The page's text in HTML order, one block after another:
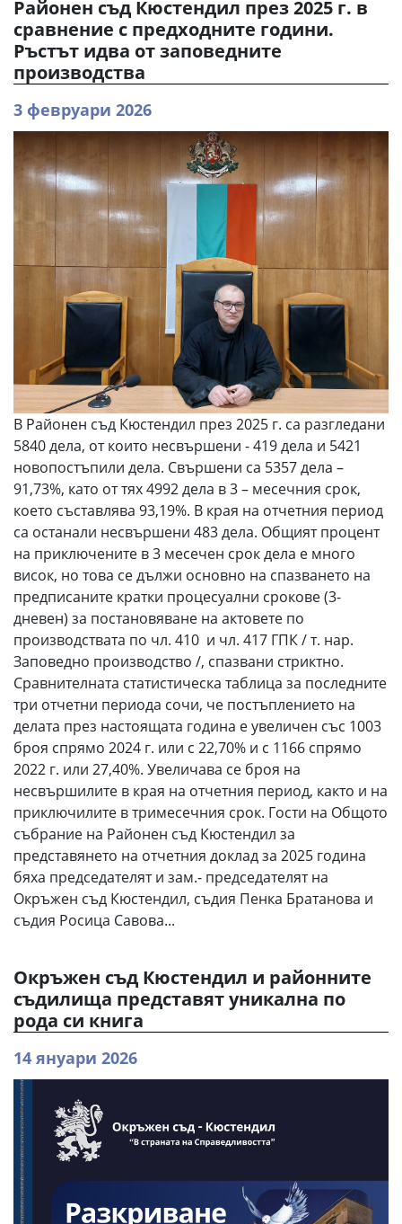
Районен съд Кюстендил през 2025 г. в
сравнение с предходните години.
Ръстът идва от заповедните
производства
3 февруари 2026
В Районен съд Кюстендил през 2025 г. са разгледани
5840 дела, от които несвършени - 419 дела и 5421
новопостъпили дела. Свършени са 5357 дела –
91,73%, като от тях 4992 дела в 3 – месечния срок,
което съставлява 93,19%. В края на отчетния период
са останали несвършени 483 дела. Общият процент
на приключените в 3 месечен срок дела е много
висок, но това се дължи основно на спазването на
предписаните кратки процесуални срокове (3-
дневен) за постановяване на актовете по
производствата по чл. 410 и чл. 417 ГПК / т. нар.
Заповедно производство /, спазвани стриктно.
Сравнителната статистическа таблица за последните
три отчетни периода сочи, че постъплението на
делата през настоящата година е увеличен със 1003
броя спрямо 2024 г. или с 22,70% и с 1166 спрямо
2022 г. или 27,40%. Увеличава се броя на
несвършилите в края на отчетния период, както и на
приключилите в тримесечния срок. Гости на Общото
събрание на Районен съд Кюстендил за
представянето на отчетния доклад за 2025 година
бяха председателят и зам.- председателят на
Окръжен съд Кюстендил, съдия Пенка Братанова и
съдия Росица Савова...
Окръжен съд Кюстендил и районните
съдилища представят уникална по
рода си книга
14 януари 2026